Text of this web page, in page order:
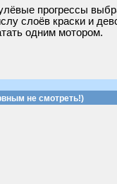
прогрессы
слоёв краски и
одним мотором.
не смотреть!)